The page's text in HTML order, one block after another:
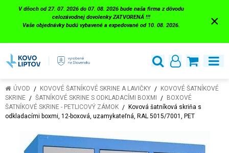
V dňoch od 27. 07. 2026 do 07. 08. 2026 bude naša firma z dôvodu
celozávodnej dovolenky ZATVORENÁ !!!
Vaše objednávky budú vybavené a expedované od 10. 08. 2026.
×
ÚVOD KOVOVÉ ŠATNÍKOVÉ SKRINE A LAVIČKY
KOVOVÉ ŠATNÍKOVÉ
SKRINE
ŠATNÍKOVÉ SKRINE S ODKLADACÍMI BOXMI
BOXOVÉ
ŠATNÍKOVÉ SKRINE - PETLICOVÝ ZÁMOK
Kovová šatníková skriňa s
odkladacími boxmi, 12-boxová, uzamykateľná, RAL 5015/7001, PET